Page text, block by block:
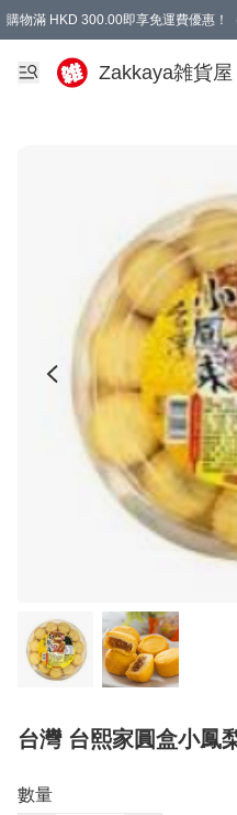
購物滿 HKD 300.00即享免運費優惠！
Zakkaya雑貨屋
台灣 台熙家圓盒小鳳
數量